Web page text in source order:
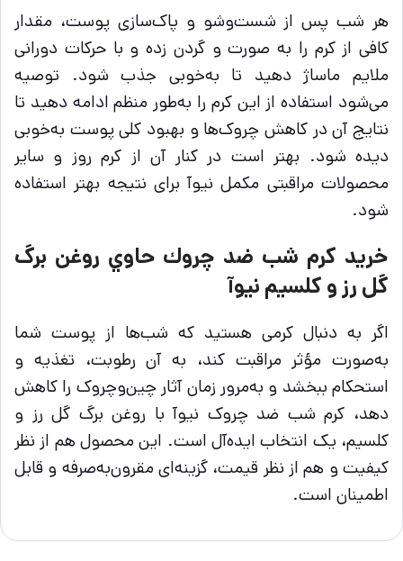
هر شب پس از شست‌وشو و پاک‌سازی پوست، مقدار
کافی از کرم را به صورت و گردن زده و با حرکات دورانی
ملایم ماساژ دهید تا به‌خوبی جذب شود. توصیه
می‌شود استفاده از این کرم را به‌طور منظم ادامه دهید تا
نتایج آن در کاهش چروک‌ها و بهبود کلی پوست به‌خوبی
دیده شود. بهتر است در کنار آن از کرم روز و سایر
محصولات مراقبتی مکمل نیوآ برای نتیجه بهتر استفاده
شود.
خرید كرم شب ضد چروك حاوي روغن برگ
گل رز و كلسيم نيوآ
اگر به دنبال کرمی هستید که شب‌ها از پوست شما
به‌صورت مؤثر مراقبت کند، به آن رطوبت، تغذیه و
استحکام ببخشد و به‌مرور زمان آثار چین‌وچروک را کاهش
دهد، کرم شب ضد چروک نیوآ با روغن برگ گل رز و
کلسیم، یک انتخاب ایده‌آل است. این محصول هم از نظر
کیفیت و هم از نظر قیمت، گزینه‌ای مقرون‌به‌صرفه و قابل
اطمینان است.